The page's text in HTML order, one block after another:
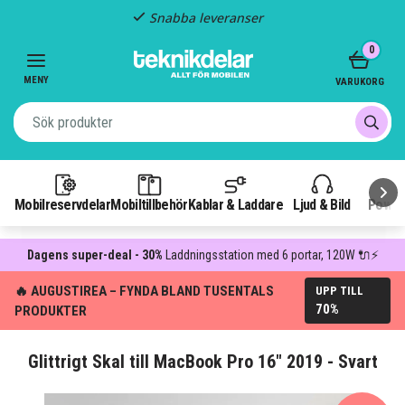
Snabba leveranser
MENY
MobilreservdelarMobiltillbehör Kablar & Laddare Ljud & Bild
0
VARUKORG
Dagens super-deal - 30% Laddningsstation med 6 portar, 120W 🔌⚡
🔥 AUGUSTIREA – FYNDA BLAND TUSENTALS
PRODUKTER
UPP TILL
70%
Glittrigt Skal till MacBook Pro 16" 2019 - Svart